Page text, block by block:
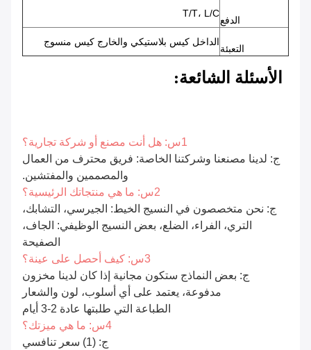
الدفع
T/T، L/C
التعبئة
الداخل كيس بلاستيكي والخارج كيس منسوج
الأسئلة الشائعة:
1س: هل أنت مصنع أو شركة تجارية؟
ج: لدينا مصنعنا وشركتنا الخاصة: فريق محترف من العمال
والمصممين والمفتشين.
2س: ما هي منتجاتك الرئيسية؟
ج: نحن متخصصون في النسيج الخيط: الجيرسي، التشابك،
التري، الفراء، الضلع، بعض النسيج الوظيفي: الجاف،
الصفيحة
3س: كيف أحصل على عينة؟
ج: بعض النماذج ستكون مجانية إذا كان لدينا مخزون
مدفوعة، يعتمد على أي أسلوب، لون والشعار
الطباعة التي طلبتها عادة 2-3 أيام
4س: ما هي ميزتك؟
ج: (1) سعر تنافسي